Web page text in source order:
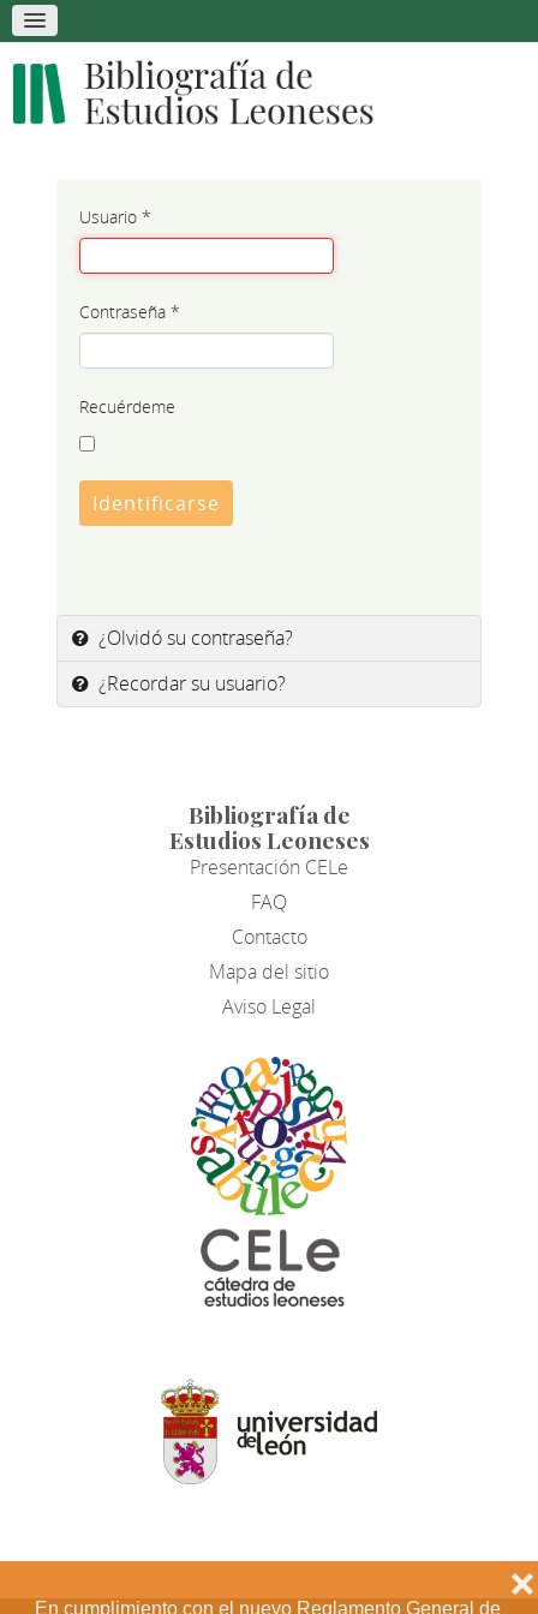
En cumplimiento con el nuevo Reglamento General de
❌
Usuario*
Contraseña*
Recuérdeme
Identificarse
¿Olvidó su contraseña?
¿Recordar su usuario?
Bibliografía de
Estudios Leoneses
Presentación CELe
FAQ
Contacto
Mapa del sitio
Aviso Legal